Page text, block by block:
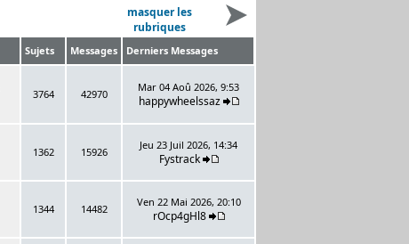
masquer les
rubriques
Sujets Messages Derniers Messages
3764 42970
Mar 04 Aoû 2026, 9:53
happywheelssaz
1362 15926
Jeu 23 Juil 2026, 14:34
Fystrack
1344 14482
Ven 22 Mai 2026, 20:10
rOcp4gHl8